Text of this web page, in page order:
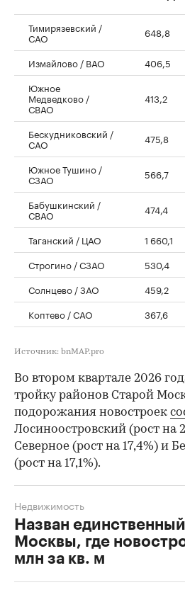
Тимирязевский /
САО 648,8
Измайлово / ВАО 406,5
Южное
Медведково /
СВАО
413,2
Бескудниковский /
САО 475,8
Южное Тушино /
СЗАО 566,7
Бабушкинский /
СВАО 474,4
Таганский / ЦАО 1 660,1
Строгино / СЗАО
530,4
Солнцево / ЗАО
459,2
Коптево / САО
367,6
Источник: bnMAP.pro
Во втором квартале 2026
тройку районов Старой
подорожания новостроек
Лосиноостровский (рост на
Северное (рост на 17,4%) и
(рост на 17,1%).
Назван
Москвы, где
млн за кв. м
Недвижимость